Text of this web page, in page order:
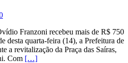
Franzoni recebeu mais de R$ 750
desta quarta-feira (14), a Prefeitura de
a revitalização da Praça das Saíras,
Com […]